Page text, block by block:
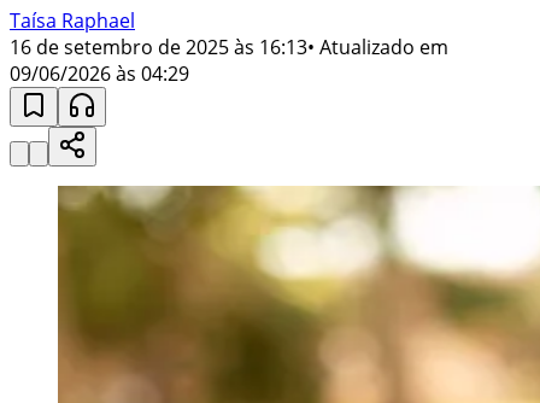
Taísa Raphael
16 de setembro de 2025 às 16:13• Atualizado em
09/06/2026 às 04:29